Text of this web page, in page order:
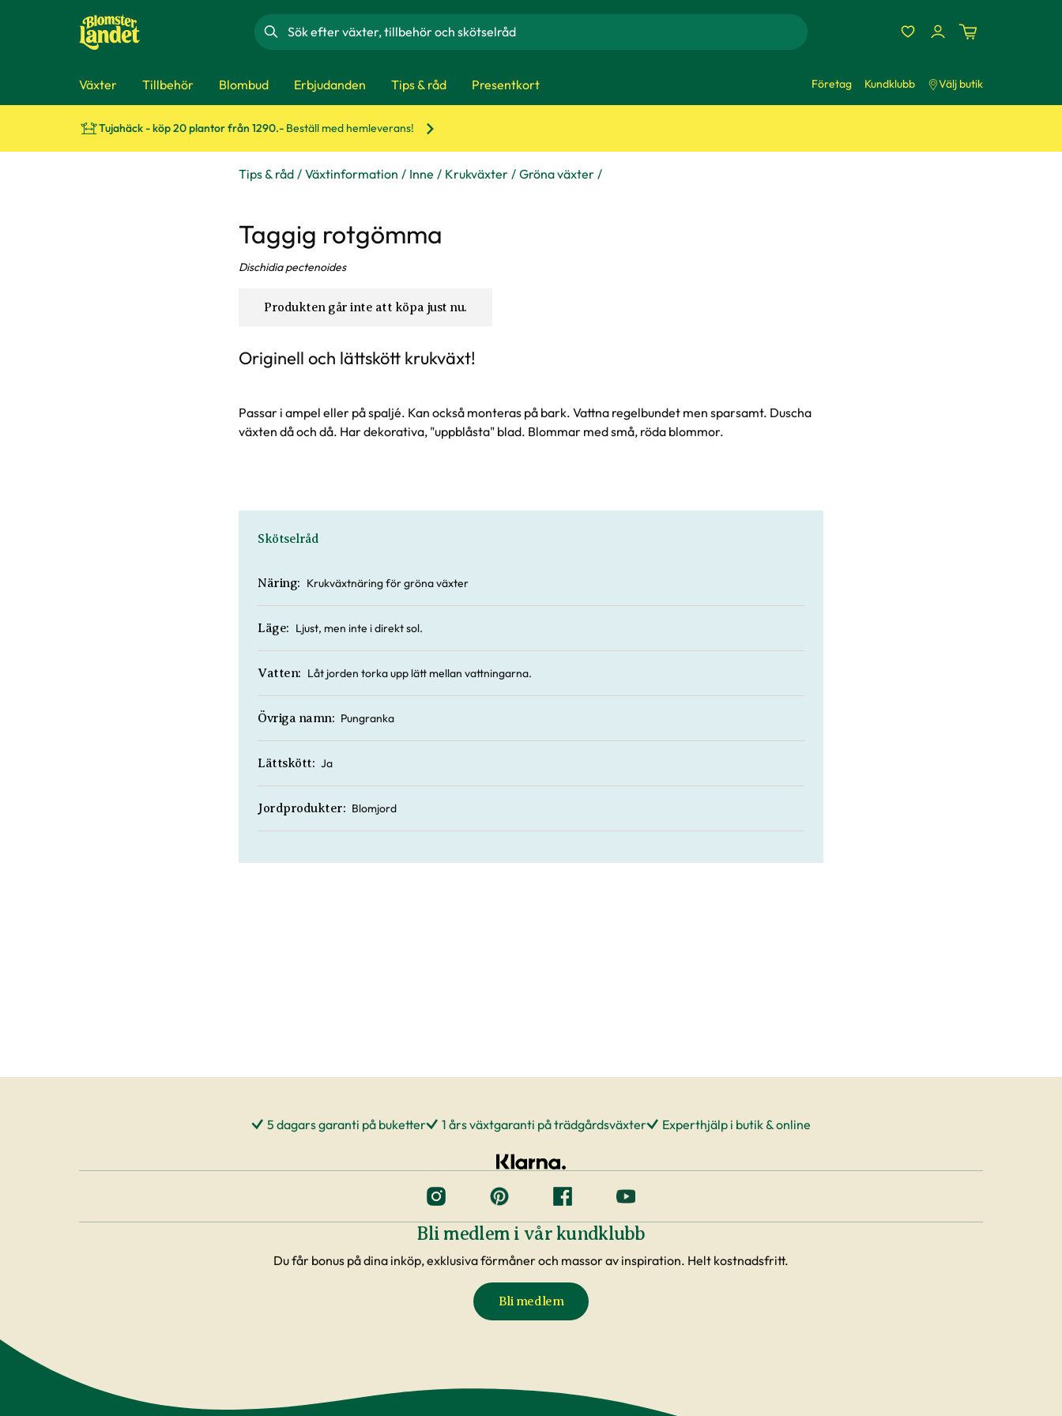
Sök
Växter Tillbehör Blombud Erbjudanden Tips & råd Presentkort Företag Kundklubb Välj butik
Tujahäck - köp 20 plantor från 1290.- Beställ med hemleverans!
Tips & råd Växtinformation Inne Krukväxter Gröna växter
Taggig rotgömma
Dischidia pectenoides
Produkten går inte att köpa just nu.
Originell och lättskött krukväxt!
Passar i ampel eller på spaljé. Kan också monteras på bark. Vattna regelbundet men sparsamt. Duscha
växten då och då. Har dekorativa, "uppblåsta" blad. Blommar med små, röda blommor.
Skötselråd
Näring: Krukväxtnäring för gröna växter
Läge: Ljust, men inte i direkt sol.
Vatten: Låt jorden torka upp lätt mellan vattningarna.
Övriga namn: Pungranka
Lättskött: Ja
Jordprodukter: Blomjord
5 dagars garanti på buketter 1 års växtgaranti på trädgårdsväxter Experthjälp i butik & online
Bli medlem i vår kundklubb
Du får bonus på dina inköp, exklusiva förmåner och massor av inspiration. Helt kostnadsfritt.
Bli medlem